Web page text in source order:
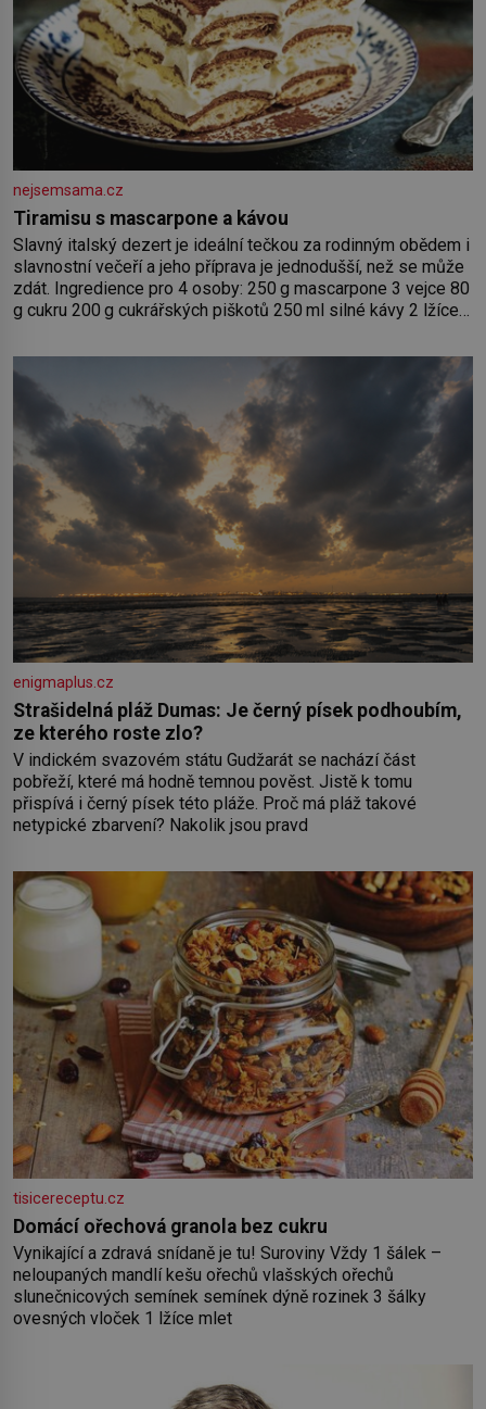
nejsemsama.cz
Tiramisu s mascarpone a kávou
Slavný italský dezert je ideální tečkou za rodinným obědem i
slavnostní večeří a jeho příprava je jednodušší, než se může
zdát. Ingredience pro 4 osoby: 250 g mascarpone 3 vejce 80
g cukru 200 g cukrářských piškotů 250 ml silné kávy 2 lžíce
bílků. Žloutky vyšlehejte s cukrem do světlé pěny a postupně
do nich vmíchejte mascarpone, aby vznikl hladký
enigmaplus.cz
Strašidelná pláž Dumas: Je černý písek podhoubím,
ze kterého roste zlo?
V indickém svazovém státu Gudžarát se nachází část
pobřeží, které má hodně temnou pověst. Jistě k tomu
přispívá i černý písek této pláže. Proč má pláž takové
netypické zbarvení? Nakolik jsou pravd
tisicereceptu.cz
Domácí ořechová granola bez cukru
Vynikající a zdravá snídaně je tu! Suroviny Vždy 1 šálek –
neloupaných mandlí kešu ořechů vlašských ořechů
slunečnicových semínek semínek dýně rozinek 3 šálky
ovesných vloček 1 lžíce mlet